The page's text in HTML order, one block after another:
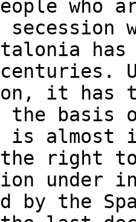
who
has
it has
the basis
almost
the right
under
by the